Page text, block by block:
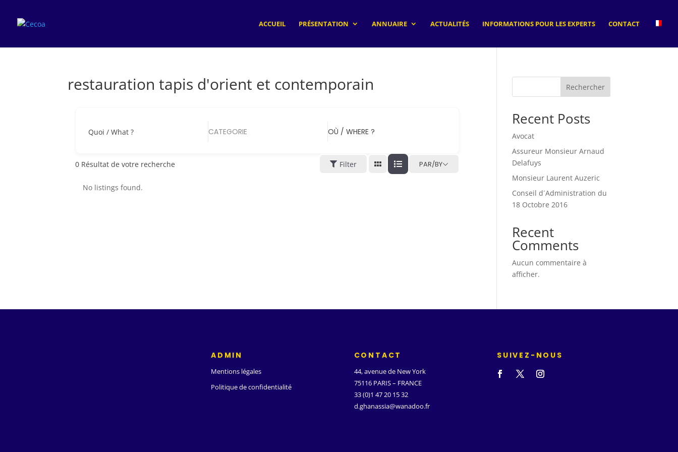
ACCUEIL PRÉSENTATION ANNUAIRE ACTUALITÉS INFORMATIONS POUR LES EXPERTS CONTACT
restauration tapis d'orient et contemporain
Quoi / What ? CATEGORIE OÙ / WHERE ?
0 Résultat de votre recherche Filter PAR/BY
No listings found.
Rechercher
Recent Posts
Avocat
Assureur Monsieur Arnaud
Delafuys
Monsieur Laurent Auzeric
Conseil d´Administration du
18 Octobre 2016
Recent
Comments
Aucun commentaire à
afficher.
ADMIN
Mentions légales
Politique de confidentialité
CONTACT
44, avenue de New York
75116 PARIS – FRANCE
33 (0)1 47 20 15 32
d.ghanassia@wanadoo.fr
SUIVEZ-NOUS